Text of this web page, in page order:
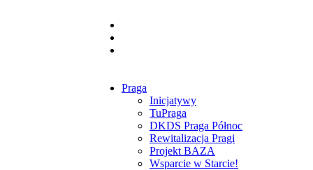
Praga
Inicjatywy
TuPraga
DKDS Praga Północ
Rewitalizacja Pragi
Projekt BAZA
Wsparcie w Starcie!